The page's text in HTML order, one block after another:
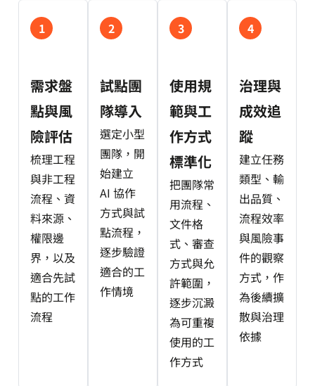
1
需求盤
點與風
險評估
梳理工程
與非工程
流程、資
料來源、
權限邊
界，以及
適合先試
點的工作
流程
2
試點團
隊導入
選定小型
團隊，開
始建立
AI 協作
方式與試
點流程，
逐步驗證
適合的工
作情境
3
使用規
範與工
作方式
標準化
把團隊常
用流程、
文件格
式、審查
方式與允
許範圍，
逐步沉澱
為可重複
使用的工
作方式
4
治理與
成效追
蹤
建立任務
類型、輸
出品質、
流程效率
與風險事
件的觀察
方式，作
為後續擴
散與治理
依據